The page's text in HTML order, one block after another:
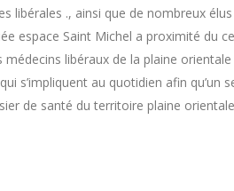
libérales ., ainsi que de nombreux
espace Saint Michel a proximité du
libéraux de la plaine orientale
s’impliquent au quotidien afin
de santé du territoire plaine